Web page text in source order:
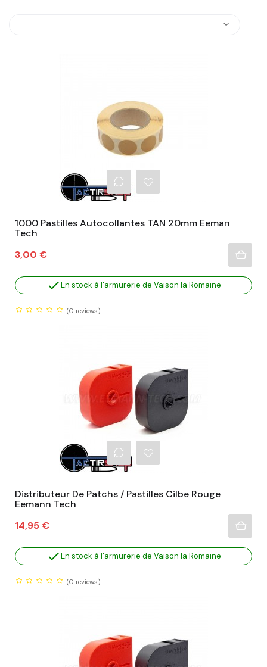
1000 Pastilles Autocollantes TAN 20mm Eeman
Tech
Prix
3,00 €
En stock à l'armurerie de Vaison la Romaine
(0 reviews)
Distributeur De Patchs / Pastilles Cilbe Rouge
Eemann Tech
Prix
14,95 €
En stock à l'armurerie de Vaison la Romaine
(0 reviews)